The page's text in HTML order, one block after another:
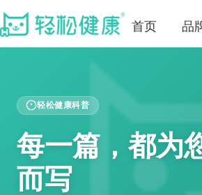
首页 品
轻松健康科普
每一篇，都为
而写